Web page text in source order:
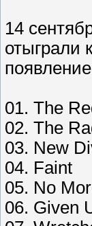
14
отыграли
01. The
02. The
03. New
04. Faint
05. No
06. Given